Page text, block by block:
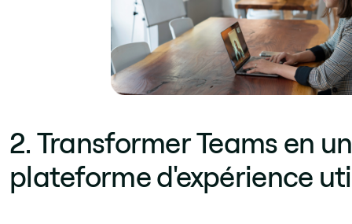
2. Transformer Teams en
plateforme d'expérience